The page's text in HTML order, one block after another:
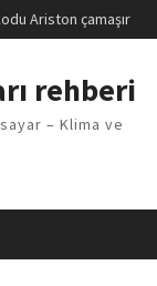
Arızası Çözümü
makinesi E03
Arızası Çözümü
rehberi
– Klima ve